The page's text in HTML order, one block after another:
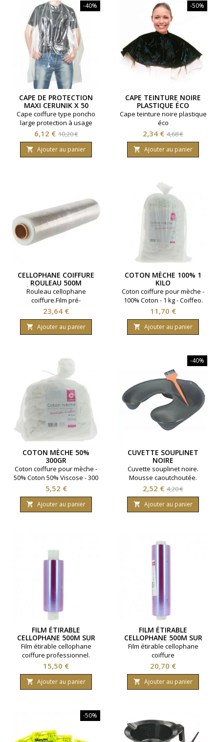
-40%
CAPE DE PROTECTION
MAXI CERUNIK X 50
Cape coiffure type poncho
large protection à usage
unique. Sachet de 50 unités.
Coloris transparent.
Prix
6,12 € Prix
de
base
10,20 €
 Ajouter au panier
-50%
CAPE TEINTURE NOIRE
PLASTIQUE ÉCO
Cape teinture noire plastique
éco
Prix
2,34 € Prix
de
base
4,68 €
 Ajouter au panier
CELLOPHANE COIFFURE
ROULEAU 500M
PRÉDÉCOUPÉ SUR 30CM
Rouleau cellophane
coiffure.Film pré-
découpé.500m x 30cm.
Prix
23,64 €
 Ajouter au panier
COTON MÈCHE 100% 1
KILO
Coton coiffure pour mèche -
100% Coton - 1 kg - Coiffeo.
Prix
11,70 €
 Ajouter au panier
COTON MÈCHE 50%
300GR
Coton coiffure pour mèche -
50% Coton 50% Viscose - 300
gr - Coiffeo.
Prix
5,52 €
 Ajouter au panier
-40%
CUVETTE SOUPLINET
NOIRE
Cuvette souplinet noire.
Mousse caoutchoutée.
Souple et robuste.
Prix
2,52 € Prix
de
base
4,20 €
 Ajouter au panier
FILM ÉTIRABLE
CELLOPHANE 500M SUR
20CM PRÉ-DÉCOUPÉ
Film étirable cellophane
coiffure professionnel.
Dimension 500 mètres x 20
centimètres. Rouleau pré-
découpé. Marque Coiffeo.
Prix
15,50 €
 Ajouter au panier
FILM ÉTIRABLE
CELLOPHANE 500M SUR
30CM PRÉ-DÉCOUPÉ
Film étirable cellophane
coiffure
professionnel.Dimension 500
mètres x 30
centimètres.Rouleau pré-
découpé.Marque Coiffeo.
Prix
20,70 €
 Ajouter au panier
-50%